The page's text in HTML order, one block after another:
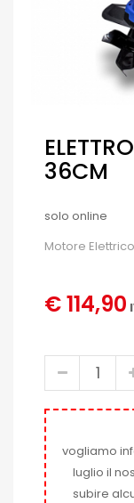
36CM
solo online
Motore
€ 114,90
vogliamo
luglio il
subire